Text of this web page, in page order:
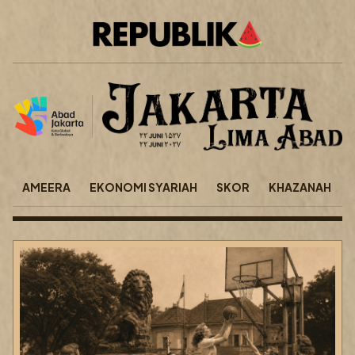
AMEERA EKONOMI SYARIAH SKOR KHAZANAH